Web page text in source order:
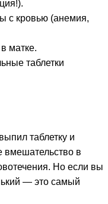
с кровью (анемия,
матке.
таблетки
таблетку и
вмешательство в
Но если вы
— это самый